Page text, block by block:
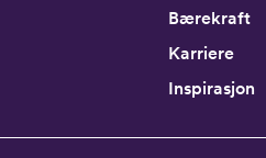
Bærekraft
Karriere
Inspirasjon